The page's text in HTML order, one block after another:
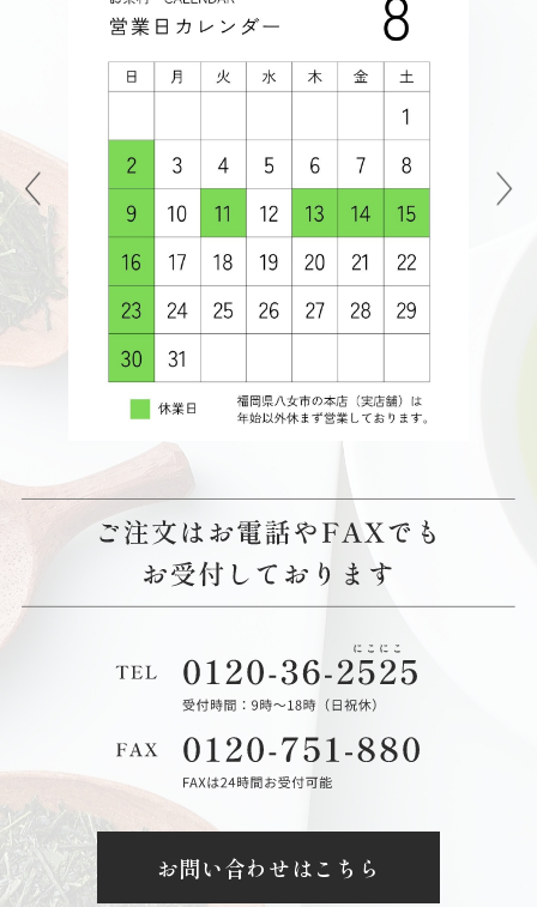
お問い合わせはこちら